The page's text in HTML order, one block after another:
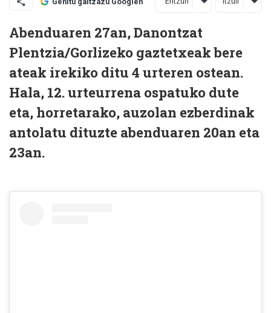
Abenduaren 27an, Danontzat
Plentzia/Gorlizeko gaztetxeak bere
ateak irekiko ditu 4 urteren ostean.
Hala, 12. urteurrena ospatuko dute
eta, horretarako, auzolan ezberdinak
antolatu dituzte abenduaren 20an eta
23an.